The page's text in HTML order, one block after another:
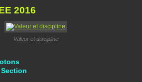
2016
Valeur et discipline